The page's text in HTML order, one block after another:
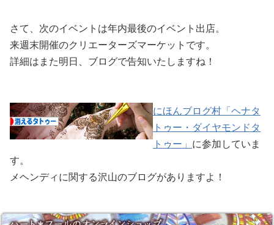
さて、次のイベントは年内最後のイベント出店。
来週末開催のクリエーターズマーケットです。
詳細はまた明日、ブログで告知いたしますね！
にほんブログ村「ヘナタ
トゥー・ダイヤモンドタ
トゥー」 に参加していま
す。
メヘンディに関する沢山のブログがありますよ！